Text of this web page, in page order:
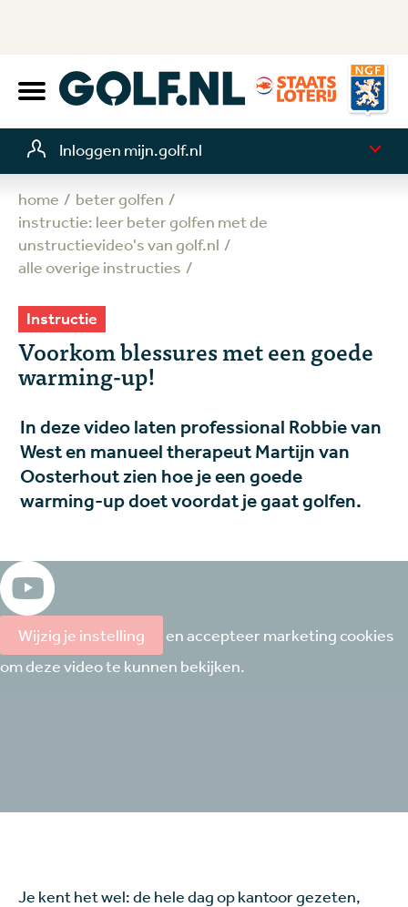
Inloggen mijn.golf.nl
home
beter golfen
instructie: leer beter golfen met de
unstructievideo's van golf.nl
alle overige instructies
Instructie
Voorkom blessures met een goede
warming-up!
In deze video laten professional Robbie van
West en manueel therapeut Martijn van
Oosterhout zien hoe je een goede
warming-up doet voordat je gaat golfen.
Wijzig je instelling
en accepteer marketing cookies
om deze video te kunnen bekijken.
Je kent het wel: de hele dag op kantoor gezeten,